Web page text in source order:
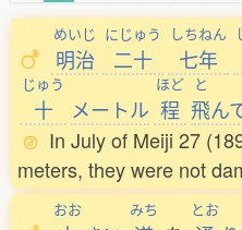
めいじ
明治
にじゅう
二十
しちねん
七年
じゅう
十 メートル
ほど
程
と
飛ん
In July of Meiji 27
meters, they were not
おお みち とお